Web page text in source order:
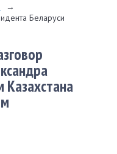
→
Беларуси
Казахстана